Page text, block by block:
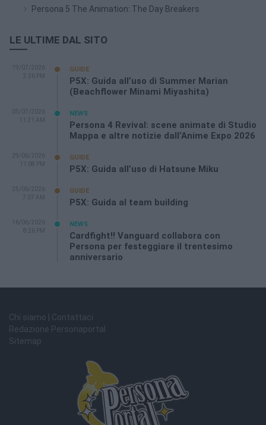
Persona 5 The Animation: The Day Breakers
LE ULTIME DAL SITO
19/07/2026
3:26 PM
GUIDE
P5X: Guida all’uso di Summer Marian
(Beachflower Minami Miyashita)
05/07/2026
11:21 AM
NEWS
Persona 4 Revival: scene animate di Studio
Mappa e altre notizie dall’Anime Expo 2026
29/06/2026
11:08 PM
GUIDE
P5X: Guida all’uso di Hatsune Miku
25/06/2026
7:07 AM
GUIDE
P5X: Guida al team building
16/06/2026
8:26 PM
NEWS
Cardfight!! Vanguard collabora con
Persona per festeggiare il trentesimo
anniversario
Chi siamo | Contattaci
Redazione Personaportal
Sitemap